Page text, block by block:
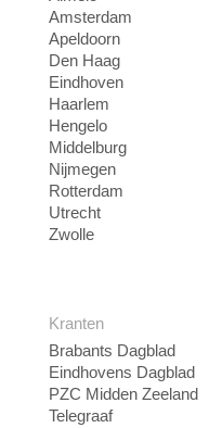
Amsterdam
Apeldoorn
Den Haag
Eindhoven
Haarlem
Hengelo
Middelburg
Nijmegen
Rotterdam
Utrecht
Zwolle
Kranten
Brabants Dagblad
Eindhovens Dagblad
PZC Midden Zeeland
Telegraaf